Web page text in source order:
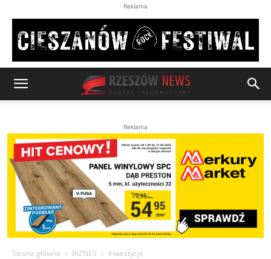
Reklama
Reklama
Strona główna BIZNES Inwestycje